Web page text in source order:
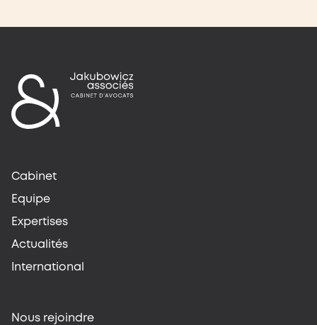
Cabinet
Equipe
Expertises
Actualités
International
Nous rejoindre